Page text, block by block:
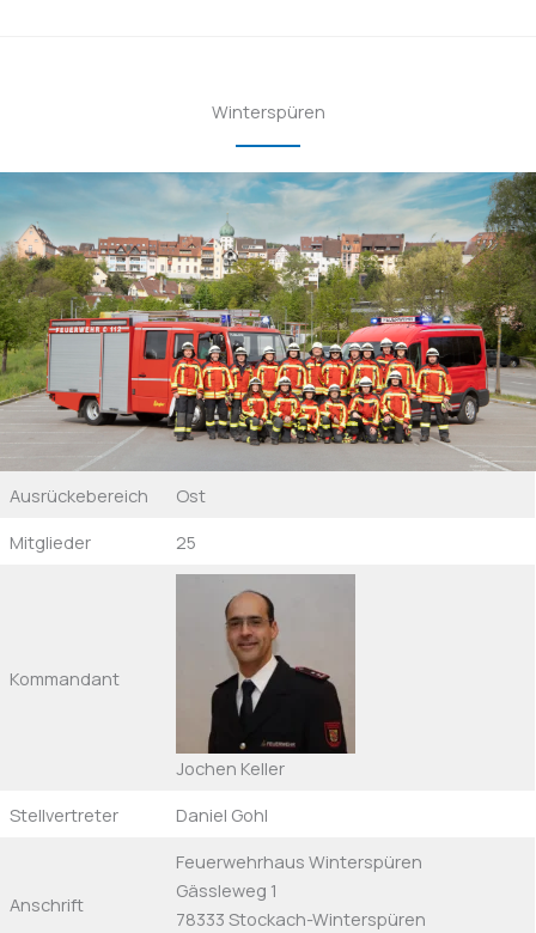
Winterspüren
Ausrückebereich
Ost
Mitglieder
25
Kommandant
Jochen Keller
Stellvertreter
Daniel Gohl
Anschrift
Feuerwehrhaus Winterspüren
Gässleweg 1
78333 Stockach-Winterspüren